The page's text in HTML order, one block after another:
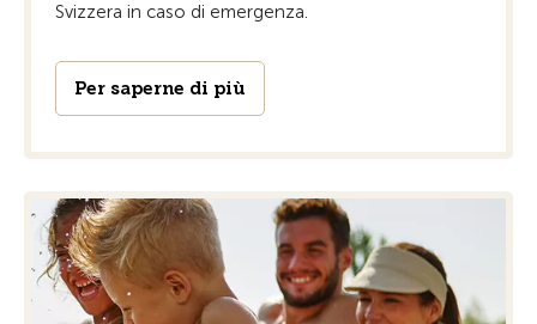
Svizzera in caso di emergenza.
Per saperne di più